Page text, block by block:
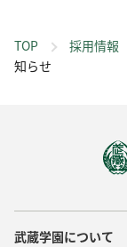
TOP 採用情報
知らせ
武蔵学園について